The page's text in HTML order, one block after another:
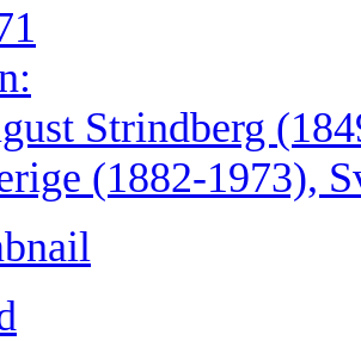
Strindberg
(1882-1973),